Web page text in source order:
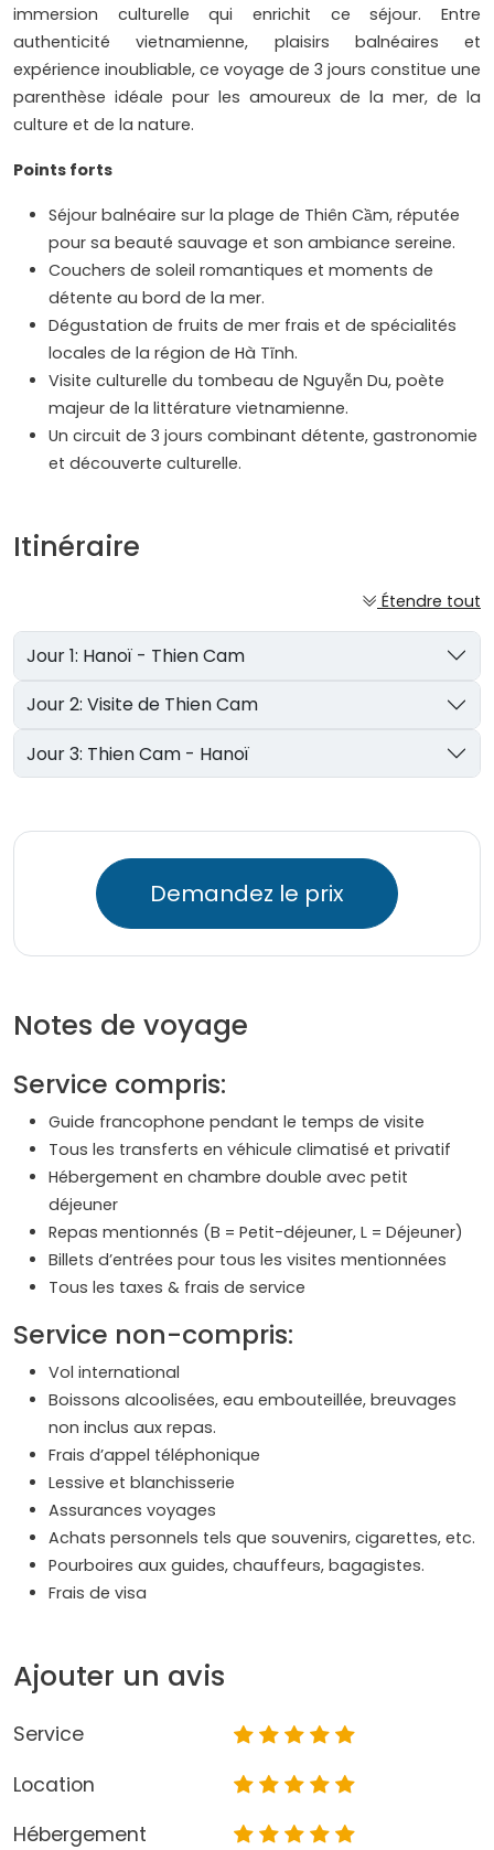
immersion culturelle qui enrichit ce séjour. Entre
authenticité vietnamienne, plaisirs balnéaires et
expérience inoubliable, ce voyage de 3 jours constitue une
parenthèse idéale pour les amoureux de la mer, de la
culture et de la nature.
Points forts
Séjour balnéaire sur la plage de Thiên Cầm, réputée
pour sa beauté sauvage et son ambiance sereine.
Couchers de soleil romantiques et moments de
détente au bord de la mer.
Dégustation de fruits de mer frais et de spécialités
locales de la région de Hà Tĩnh.
Visite culturelle du tombeau de Nguyễn Du, poète
majeur de la littérature vietnamienne.
Un circuit de 3 jours combinant détente, gastronomie
et découverte culturelle.
Itinéraire
Étendre tout
Jour 1: Hanoï - Thien Cam
Jour 2: Visite de Thien Cam
Jour 3: Thien Cam - Hanoï
Demandez le prix
Notes de voyage
Service compris:
Guide francophone pendant le temps de visite
Tous les transferts en véhicule climatisé et privatif
Hébergement en chambre double avec petit
déjeuner
Repas mentionnés (B = Petit-déjeuner, L = Déjeuner)
Billets d’entrées pour tous les visites mentionnées
Tous les taxes & frais de service
Service non-compris:
Vol international
Boissons alcoolisées, eau embouteillée, breuvages
non inclus aux repas.
Frais d’appel téléphonique
Lessive et blanchisserie
Assurances voyages
Achats personnels tels que souvenirs, cigarettes, etc.
Pourboires aux guides, chauffeurs, bagagistes.
Frais de visa
Ajouter un avis
Service
Location
Hébergement